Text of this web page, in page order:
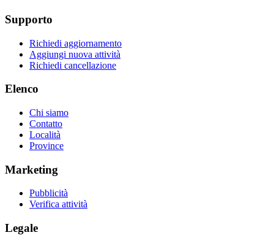
Supporto
Richiedi aggiornamento
Aggiungi nuova attività
Richiedi cancellazione
Elenco
Chi siamo
Contatto
Località
Province
Marketing
Pubblicità
Verifica attività
Legale